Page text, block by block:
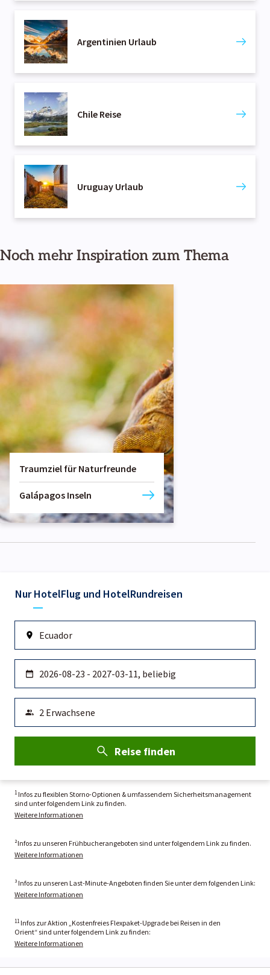
Argentinien Urlaub
Chile Reise
Uruguay Urlaub
Noch mehr Inspiration zum Thema
Traumziel für Naturfreunde
Galápagos Inseln
Nur HotelFlug und HotelRundreisen
Reise finden
1 Infos zu flexiblen Storno-Optionen & umfassendem Sicherheitsmanagement
sind unter folgendem Link zu finden.
Weitere Informationen
²Infos zu unseren Frühbucherangeboten sind unter folgendem Link zu finden.
Weitere Informationen
³ Infos zu unseren Last-Minute-Angeboten finden Sie unter dem folgenden Link:
Weitere Informationen
11 Infos zur Aktion „Kostenfreies Flexpaket-Upgrade bei Reisen in den
Orient“ sind unter folgendem Link zu finden:
Weitere Informationen